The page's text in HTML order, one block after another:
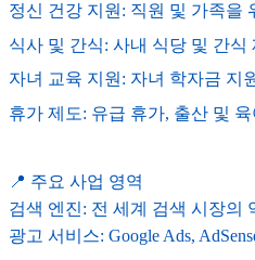
정신 건강 지원: 직원 및 가족을
식사 및 간식: 사내 식당 및 간식
자녀 교육 지원: 자녀 학자금 지
휴가 제도: 유급 휴가, 출산 및
📍 주요 사업 영역
검색 엔진: 전 세계 검색 시장의
광고 서비스: Google Ads,